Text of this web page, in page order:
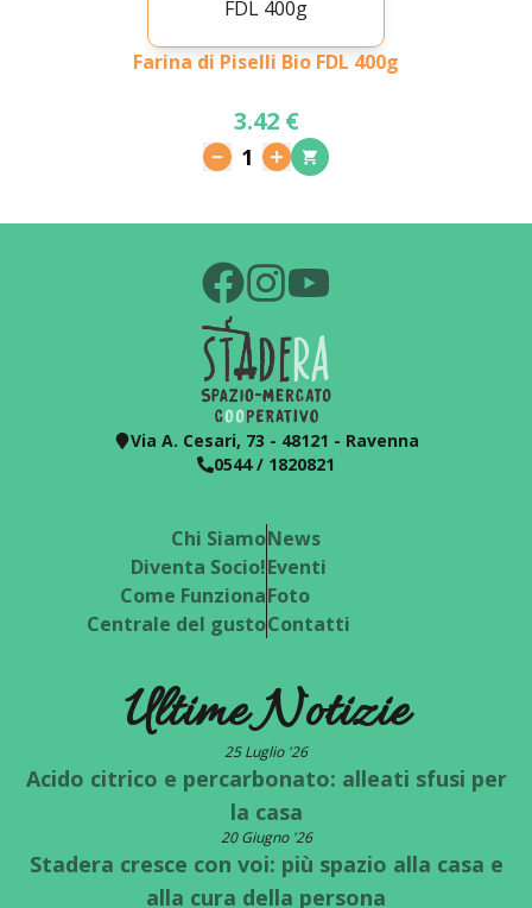
Farina di Piselli Bio FDL 400g
3.42 €
1
Via A. Cesari, 73 - 48121 - Ravenna
0544 / 1820821
Chi Siamo
Diventa Socio!
Come Funziona
Centrale del gusto
News
Eventi
Foto
Contatti
Ultime Notizie
25 Luglio '26
Acido citrico e percarbonato: alleati sfusi per
la casa
20 Giugno '26
Stadera cresce con voi: più spazio alla casa e
alla cura della persona